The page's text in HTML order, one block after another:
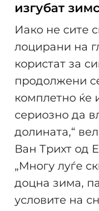
изгубат
Иако не сите
лоцирани на
користат за
продолжени
комплетно ќе
сериозно да
долината,“
Ван Трихт од
„Многу луѓе
доцна зима,
условите на